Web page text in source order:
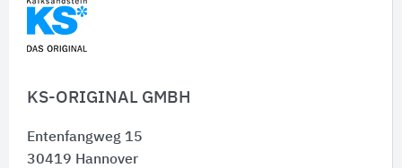
KS-ORIGINAL GMBH
Entenfangweg 15
30419 Hannover